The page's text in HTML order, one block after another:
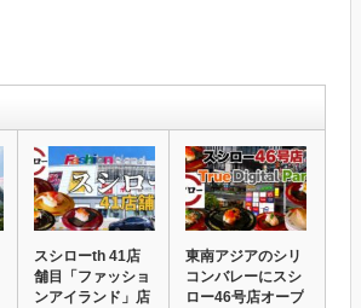
スシローth 41店
舗目「ファッショ
ンアイランド」店
東南アジアのシリ
コンバレーにスシ
ロー46号店オープ